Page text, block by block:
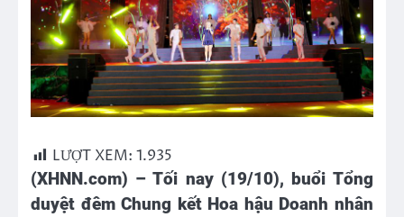
LƯỢT XEM: 1.935
(XHNN.com) – Tối nay (19/10), buổi Tổng
duyệt đêmChung kết Hoa hậu Doanh nhân